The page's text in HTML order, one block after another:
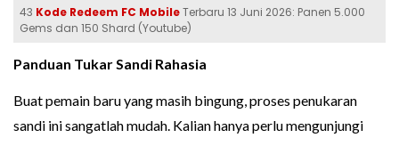
43 Kode Redeem FC MobileTerbaru 13 Juni 2026: Panen 5.000
Gems dan 150 Shard (Youtube)
Panduan Tukar Sandi Rahasia
Buat pemain baru yang masih bingung, proses penukaran
sandi ini sangatlah mudah. Kalian hanya perlu mengunjungi